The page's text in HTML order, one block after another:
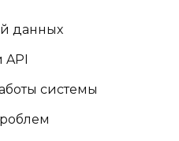
данных
API
системы